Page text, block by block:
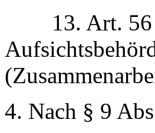
13. Art. 56
4. Nach § 9